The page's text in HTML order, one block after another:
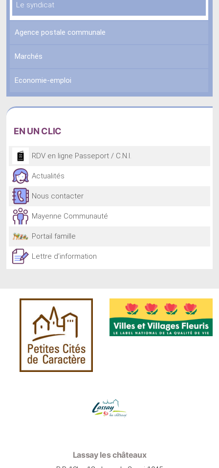
Le syndicat
Agence postale communale
Marchés
Economie-emploi
EN UN CLIC
RDV en ligne Passeport / C.N.I.
Actualités
Nous contacter
Mayenne Communauté
Portail famille
Lettre d’information
Lassay les châteaux